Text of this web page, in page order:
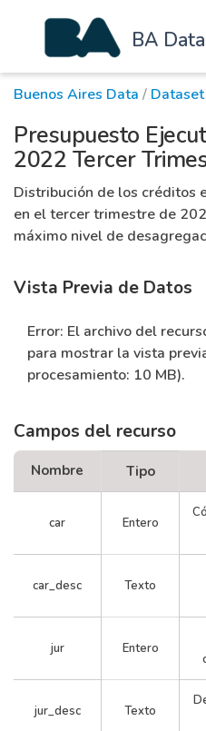
BA Data
Buenos Aires Data / Dataset
Presupuesto
2022 Tercer
Distribución de los créditos
en el tercer trimestre de
máximo nivel de
Vista Previa de Datos
Error: El archivo del
para mostrar la vista
procesamiento: 10 MB).
Campos del recurso
Nombre Tipo
car Entero
car_desc Texto
jur Entero
jur_desc Texto